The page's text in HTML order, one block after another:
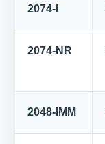
2074-I
2074-NR
2048-IMM